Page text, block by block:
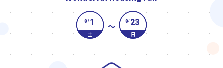
8 / 1
土
～ 8/ 23
日